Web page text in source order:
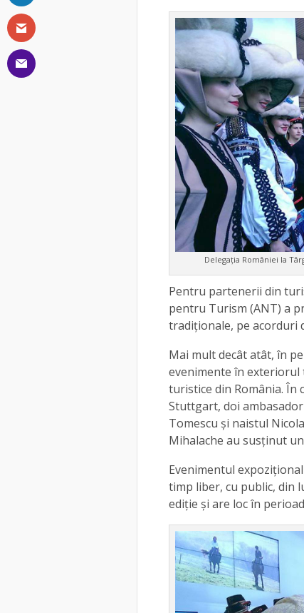
Delegația României la
Pentru partenerii din
pentru Turism (ANT) a
tradiționale, pe acorduri
Mai mult decât atât, în
evenimente în
turistice din România. În
Stuttgart, doi
Tomescu și naistul
Mihalache au susținut
Evenimentul
timp liber, cu public, din
ediție și are loc în